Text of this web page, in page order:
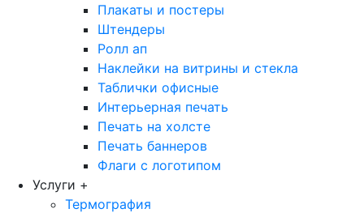
Плакаты и постеры
Штендеры
Ролл ап
Наклейки на витрины и стекла
Таблички офисные
Интерьерная печать
Печать на холсте
Печать баннеров
Флаги с логотипом
Услуги +
Термография